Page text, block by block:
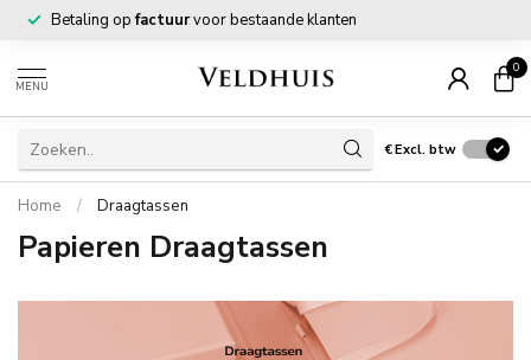
Betaling opfactuurvoor bestaande klanten
MENU
0
€Excl. btw
Home / Draagtassen
Papieren Draagtassen